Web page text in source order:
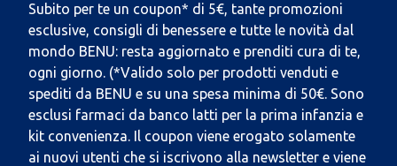
Subito per te un coupon* di 5€, tante promozioni
esclusive, consigli di benessere e tutte le novità dal
mondo BENU: resta aggiornato e prenditi cura di te,
ogni giorno. (*Valido solo per prodotti venduti e
spediti da BENU e su una spesa minima di 50€. Sono
esclusi farmaci da banco latti per la prima infanzia e
kit convenienza. Il coupon viene erogato solamente
ai nuovi utenti che si iscrivono alla newsletter e viene